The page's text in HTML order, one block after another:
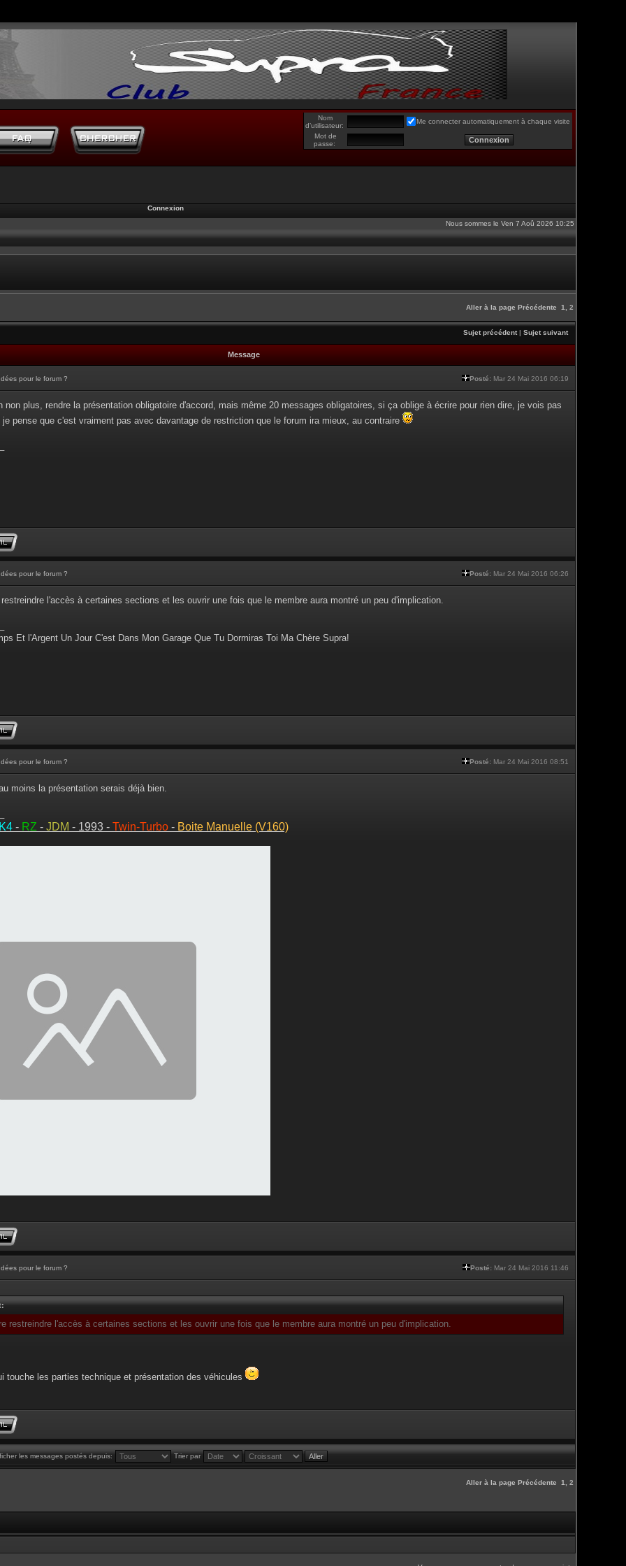
Nom
d’utilisateur:
Me connecter automatiquement à chaque visite
Mot de
passe:
Connexion
Nous sommes le Ven 7 Aoû 2026 10:25
Aller à la page Précédente 1 2
Sujet précédent| Sujet suivant
Message
pour le forum ? Posté: Mar 24 Mai 2016 06:19
non plus, rendre la présentation obligatoire d'accord, mais même 20 messages obligatoires, si ça oblige à écrire pour rien dire, je vois pas
pense que c'est vraiment pas avec davantage de restriction que le forum ira mieux, au contraire
pour le forum ? Posté: Mar 24 Mai 2016 06:26
l'accès à certaines sections et les ouvrir une fois que le membre aura montré un peu d'implication.
Et l'Argent Un Jour C'est Dans Mon Garage Que Tu Dormiras Toi Ma Chère Supra!
pour le forum ? Posté: Mar 24 Mai 2016 08:51
moins la présentation serais déjà bien.
- RZ - JDM - 1993 - Twin-Turbo - Boite Manuelle (V160)
pour le forum ? Posté: Mar 24 Mai 2016 11:46
restreindre l'accès à certaines sections et les ouvrir une fois que le membre aura montré un peu d'implication.
touche les parties technique et présentation des véhicules
les messages postés depuis: Trier par
Aller à la page Précédente 1 2